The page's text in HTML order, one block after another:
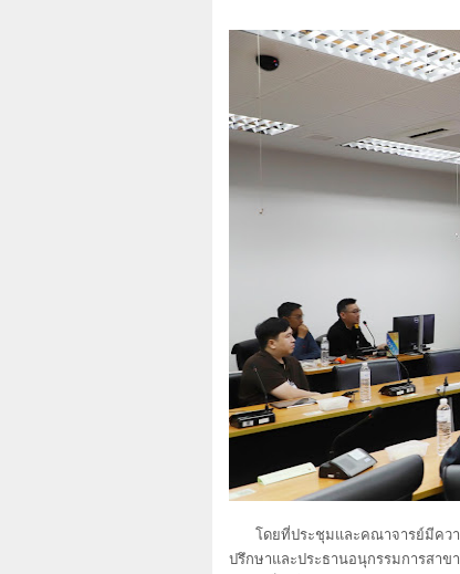
โดยที่ประชุมและคณาจารย์มีคว
ปรึกษาและประธานอนุกรรมการสาข